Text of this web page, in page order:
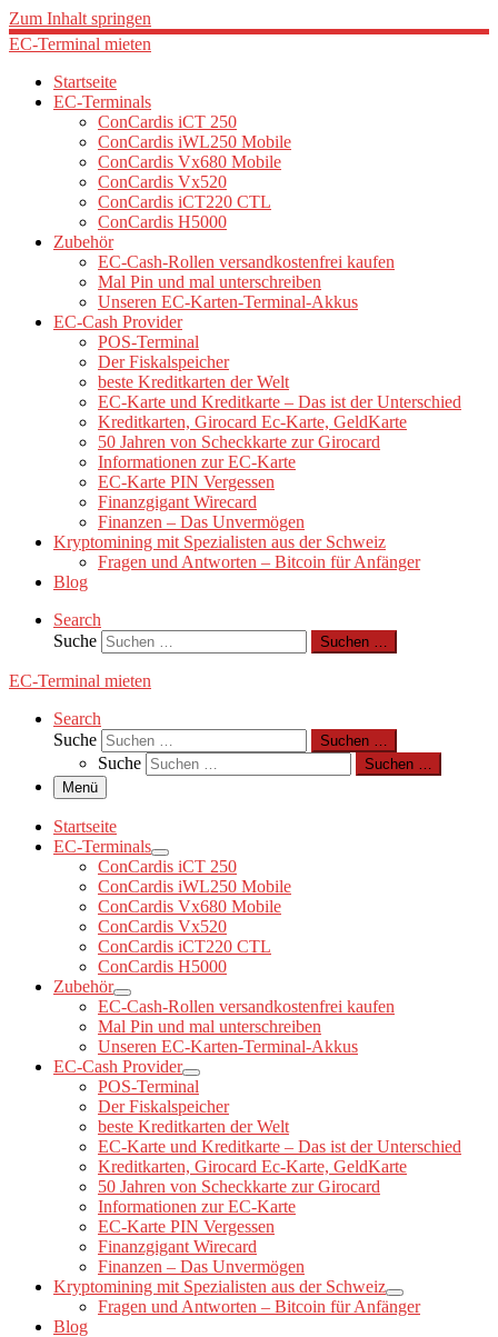
Zum Inhalt springen
EC-Terminal mieten
Startseite
EC-Terminals
ConCardis iCT 250
ConCardis iWL250 Mobile
ConCardis Vx680 Mobile
ConCardis Vx520
ConCardis iCT220 CTL
ConCardis H5000
Zubehör
EC-Cash-Rollen versandkostenfrei kaufen
Mal Pin und mal unterschreiben
Unseren EC-Karten-Terminal-Akkus
EC-Cash Provider
POS-Terminal
Der Fiskalspeicher
beste Kreditkarten der Welt
EC-Karte und Kreditkarte – Das ist der Unterschied
Kreditkarten, Girocard Ec-Karte, GeldKarte
50 Jahren von Scheckkarte zur Girocard
Informationen zur EC-Karte
EC-Karte PIN Vergessen
Finanzgigant Wirecard
Finanzen – Das Unvermögen
Kryptomining mit Spezialisten aus der Schweiz
Fragen und Antworten – Bitcoin für Anfänger
Blog
Search
Suche
Suchen …
EC-Terminal mieten
Search
Suche
Suchen …
Suche
Suchen …
Menü
Startseite
EC-Terminals
ConCardis iCT 250
ConCardis iWL250 Mobile
ConCardis Vx680 Mobile
ConCardis Vx520
ConCardis iCT220 CTL
ConCardis H5000
Zubehör
EC-Cash-Rollen versandkostenfrei kaufen
Mal Pin und mal unterschreiben
Unseren EC-Karten-Terminal-Akkus
EC-Cash Provider
POS-Terminal
Der Fiskalspeicher
beste Kreditkarten der Welt
EC-Karte und Kreditkarte – Das ist der Unterschied
Kreditkarten, Girocard Ec-Karte, GeldKarte
50 Jahren von Scheckkarte zur Girocard
Informationen zur EC-Karte
EC-Karte PIN Vergessen
Finanzgigant Wirecard
Finanzen – Das Unvermögen
Kryptomining mit Spezialisten aus der Schweiz
Fragen und Antworten – Bitcoin für Anfänger
Blog